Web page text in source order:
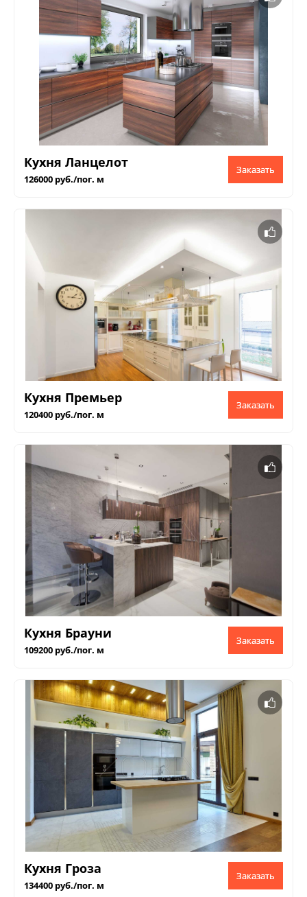
Кухня Ланцелот
126000 руб./пог. м
Заказать
Кухня Премьер
120400 руб./пог. м
Заказать
Кухня Брауни
109200 руб./пог. м
Заказать
Кухня Гроза
134400 руб./пог. м
Заказать